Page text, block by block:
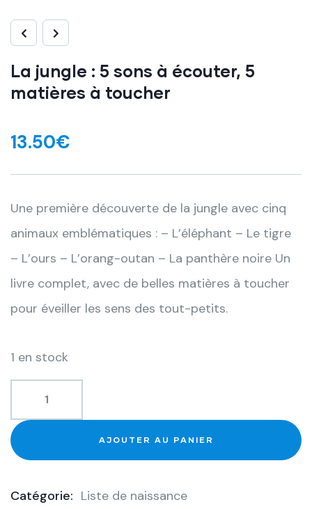
La jungle : 5 sons à écouter, 5
matières à toucher
13.50€
Une première découverte de la jungle avec cinq
animaux emblématiques : – L’éléphant – Le tigre
– L’ours – L’orang-outan – La panthère noire Un
livre complet, avec de belles matières à toucher
pour éveiller les sens des tout-petits.
1 en stock
AJOUTER AU PANIER
Catégorie: Liste de naissance